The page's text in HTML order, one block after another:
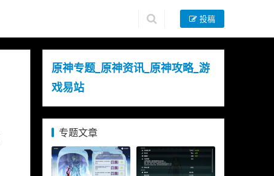
投稿
原神专题_原神资讯_原神攻略_游
戏易站
专题文章